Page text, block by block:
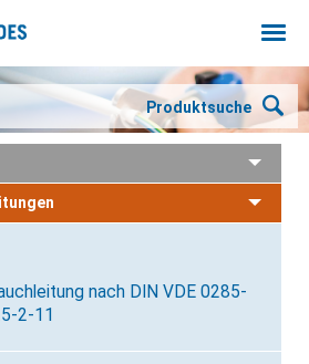
Produktsuche
nach DIN VDE 0285-
2-11